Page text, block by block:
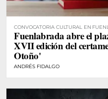
CONVOCATORIA CULTURAL EN
Fuenlabrada abre el
XVII edición del
Otoño'
ANDRÉS FIDALGO